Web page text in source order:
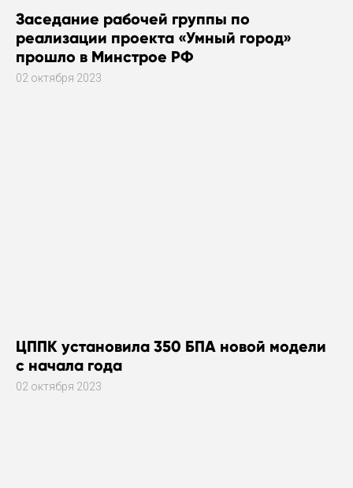
Заседание рабочей группы по
реализации проекта «Умный город»
прошло в Минстрое РФ
02 октября 2023
ЦППК установила 350 БПА новой модели
с начала года
02 октября 2023